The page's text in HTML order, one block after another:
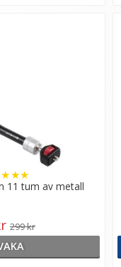
11 tum av metall
★★★
299 kr